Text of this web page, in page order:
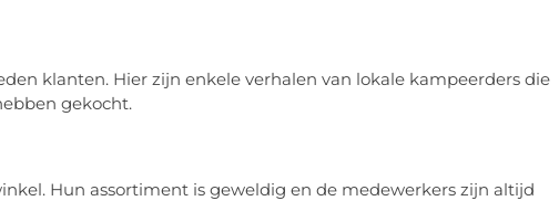
klanten. Hier zijn enkele verhalen van lokale kampeerders die
gekocht.
Hun assortiment is geweldig en de medewerkers zijn altijd